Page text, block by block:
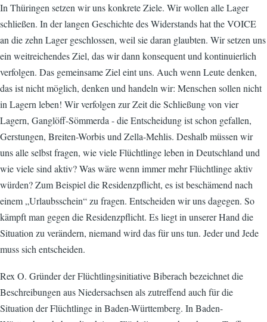
In Thüringen setzen wir uns konkrete Ziele. Wir wollen alle Lager
schließen. In der langen Geschichte des Widerstands hat the VOICE
an die zehn Lager geschlossen, weil sie daran glaubten. Wir setzen uns
ein weitreichendes Ziel, das wir dann konsequent und kontinuierlich
verfolgen. Das gemeinsame Ziel eint uns. Auch wenn Leute denken,
das ist nicht möglich, denken und handeln wir: Menschen sollen nicht
in Lagern leben! Wir verfolgen zur Zeit die Schließung von vier
Lagern, Ganglöff-Sömmerda - die Entscheidung ist schon gefallen,
Gerstungen, Breiten-Worbis und Zella-Mehlis. Deshalb müssen wir
uns alle selbst fragen, wie viele Flüchtlinge leben in Deutschland und
wie viele sind aktiv? Was wäre wenn immer mehr Flüchtlinge aktiv
würden? Zum Beispiel die Residenzpflicht, es ist beschämend nach
einem „Urlaubsschein“ zu fragen. Entscheiden wir uns dagegen. So
kämpft man gegen die Residenzpflicht. Es liegt in unserer Hand die
Situation zu verändern, niemand wird das für uns tun. Jeder und Jede
muss sich entscheiden.
Rex O. Gründer der Flüchtlingsinitiative Biberach bezeichnet die
Beschreibungen aus Niedersachsen als zutreffend auch für die
Situation der Flüchtlinge in Baden-Württemberg. In Baden-